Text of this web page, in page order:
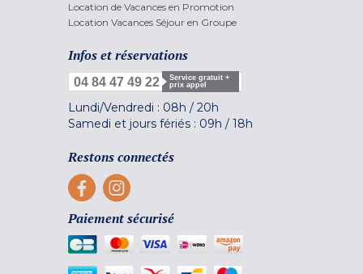
Location de Vacances en Promotion
Location Vacances Séjour en Groupe
Infos et réservations
04 84 47 49 22
Service gratuit +
prix appel
Lundi/Vendredi : 08h / 20h
Samedi et jours fériés : 09h / 18h
Restons connectés
Paiement sécurisé